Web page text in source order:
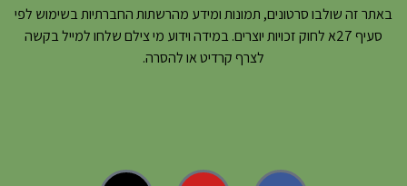
באתר זה שולבו סרטונים, תמונות ומידע מהרשתות החברתיות בשימוש לפי
סעיף 27א לחוק זכויות יוצרים. במידה וידוע מי צילם שלחו למייל בקשה
לצרף קרדיט או להסרה.